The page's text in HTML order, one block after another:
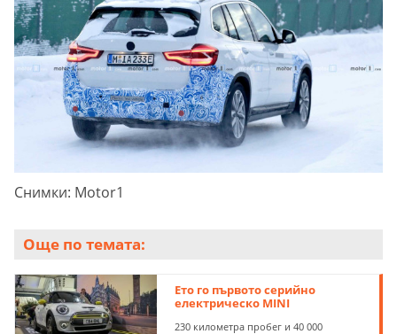
Снимки: Motor1
Още по темата:
Ето го първото серийно
електрическо MINI
230 километра пробег и 40 000